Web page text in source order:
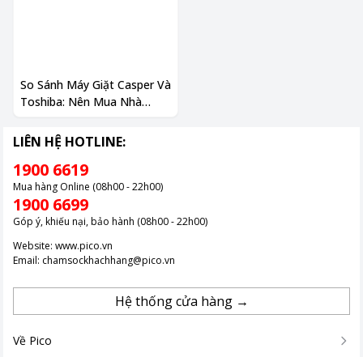
So Sánh Máy Giặt Casper Và
Toshiba: Nên Mua Nhà
LIÊN HỆ HOTLINE:
1900 6619
Mua hàng Online (08h00 - 22h00)
1900 6699
Góp ý, khiếu nại, bảo hành (08h00 - 22h00)
Website: www.pico.vn
Email: chamsockhachhang@pico.vn
Hệ thống cửa hàng →
Về Pico